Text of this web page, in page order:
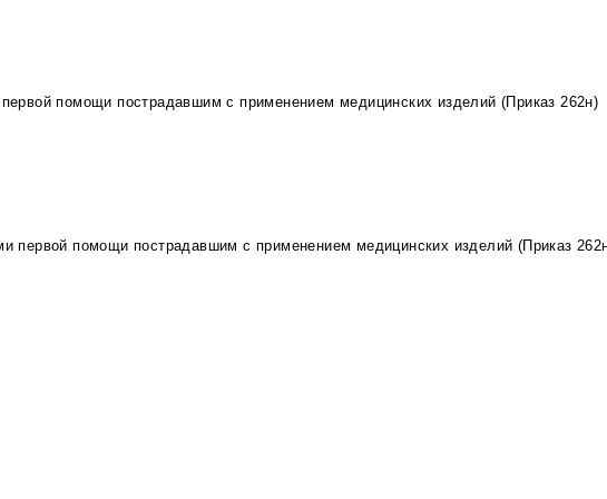
помощи пострадавшим с применением медицинских изделий (Приказ 262н)
первой помощи пострадавшим с применением медицинских изделий (Приказ